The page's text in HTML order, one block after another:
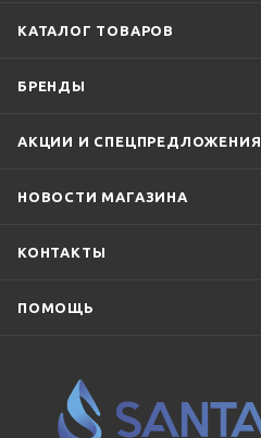
КАТАЛОГ ТОВАРОВ
БРЕНДЫ
АКЦИИ И СПЕЦПРЕДЛОЖЕНИЯ
НОВОСТИ МАГАЗИНА
КОНТАКТЫ
ПОМОЩЬ